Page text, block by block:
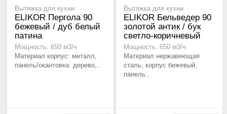
Вытяжка для кухни
ELIKOR Пергола 90
бежевый / дуб белый
патина
Мощность: 650 м3/ч
Материал корпус: металл,
панель/окантовка: дерево,..
Вытяжка для кухни
ELIKOR Бельведер 90
золотой антик / бук
светло-коричневый
Мощность: 650 м3/ч
Материал нержавеющая
сталь, корпус бежевый,
панель..